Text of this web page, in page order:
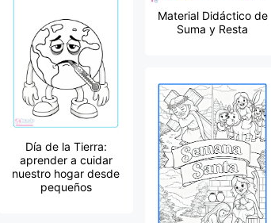
Material Didáctico de
Suma y Resta
Día de la Tierra:
aprender a cuidar
nuestro hogar desde
pequeños